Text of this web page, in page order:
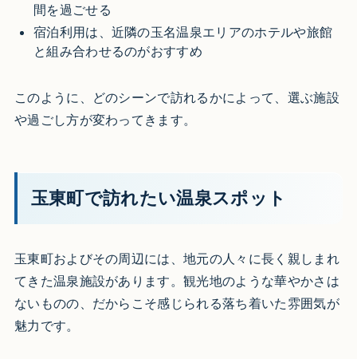
間を過ごせる
宿泊利用は、近隣の玉名温泉エリアのホテルや旅館
と組み合わせるのがおすすめ
このように、どのシーンで訪れるかによって、選ぶ施設
や過ごし方が変わってきます。
玉東町で訪れたい温泉スポット
玉東町およびその周辺には、地元の人々に長く親しまれ
てきた温泉施設があります。観光地のような華やかさは
ないものの、だからこそ感じられる落ち着いた雰囲気が
魅力です。